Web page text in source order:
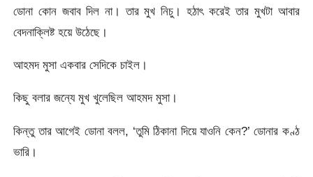
ডোনা কোন জবাব দিল না। তার মুখ নিচু। হঠাৎ করেই তার মুখটা আবার
বেদনাক্লিষ্ট হয়ে উঠেছে।
আহমদ মুসা একবার সেদিকে চাইল।
কিছু বলার জন্যে মুখ খুলেছিল আহমদ মুসা।
কিন্তু তার আগেই ডোনা বলল, ‘তুমি ঠিকানা দিয়ে যাওনি কেন?’ ডোনার কণ্ঠ
ভারি।